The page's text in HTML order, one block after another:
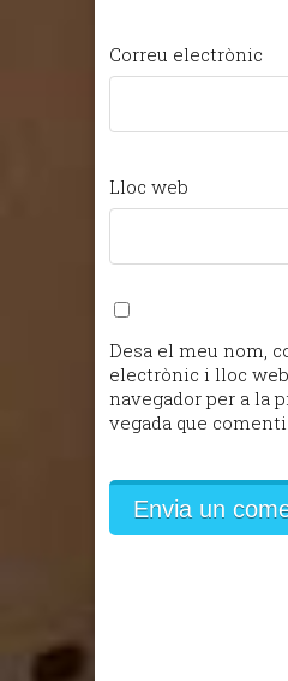
Correu electrònic
Lloc web
Desa el meu nom,
electrònic i lloc
navegador per a la
vegada que comenti.